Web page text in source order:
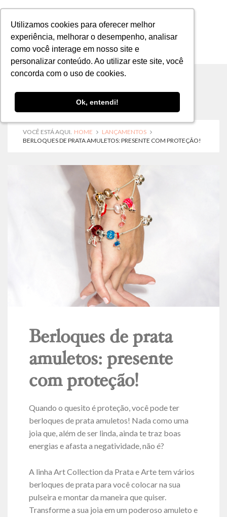
Utilizamos cookies para oferecer melhor
experiência, melhorar o desempenho, analisar
como você interage em nosso site e
personalizar conteúdo. Ao utilizar este site, você
concorda com o uso de cookies.
Ok, entendi!
Utilizamos cookies para oferecer melhor
experiência, melhorar o desempenho, analisar
como você interage em nosso site e
personalizar conteúdo. Ao utilizar este site, você
concorda com o uso de cookies.
Ok, entendi!
MENU
VOCÊ ESTÁ AQUI. HOME
LANÇAMENTOS
BERLOQUES DE PRATA AMULETOS: PRESENTE COM PROTEÇÃO!
Berloques de prata
amuletos: presente
com proteção!
Quando o quesito é proteção, você pode ter
berloques de prata amuletos! Nada como uma
joia que, além de ser linda, ainda te traz boas
energias e afasta a negatividade, não é?
A linha Art Collection da Prata e Arte tem vários
berloques de prata para você colocar na sua
pulseira e montar da maneira que quiser.
Transforme a sua joia em um poderoso amuleto e